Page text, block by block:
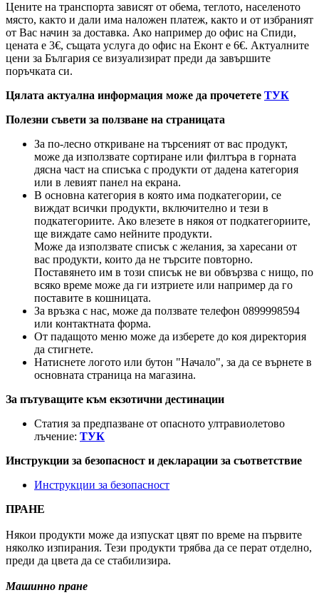
Цените на транспорта зависят от обема, теглото, населеното
място, както и дали има наложен платеж, както и от избраният
от Вас начин за доставка. Ако например до офис на Спиди,
цената е 3€, същата услуга до офис на Еконт е 6€. Актуалните
цени за България се визуализират преди да завършите
поръчката си.
Цялата актуална информация може да прочетете ТУК
Полезни съвети за ползване на страницата
За по-лесно откриване на търсеният от вас продукт,
може да използвате сортиране или филтъра в горната
дясна част на списъка с продукти от дадена категория
или в левият панел на екрана.
В основна категория в която има подкатегории, се
виждат всички продукти, включително и тези в
подкатегориите. Ако влезете в някоя от подкатегориите,
ще виждате само нейните продукти.
Може да използвате списък с желания, за харесани от
вас продукти, които да не търсите повторно.
Поставянето им в този списък не ви обвързва с нищо, по
всяко време може да ги изтриете или например да го
поставите в кошницата.
За връзка с нас, може да ползвате телефон 0899998594
или контактната форма.
От падащото меню може да изберете до коя директория
да стигнете.
Натиснете логото или бутон "Начало", за да се върнете в
основната страница на магазина.
За пътуващите към екзотични дестинации
Статия за предпазване от опасното ултравиолетово
лъчение: ТУК
Инструкции за безопасност и декларации за съответствие
Инструкции за безопасност
ПРАНЕ
Някои продукти може да изпускат цвят по време на първите
няколко изпирания. Тези продукти трябва да се перат отделно,
преди да цвета да се стабилизира.
Машинно пране